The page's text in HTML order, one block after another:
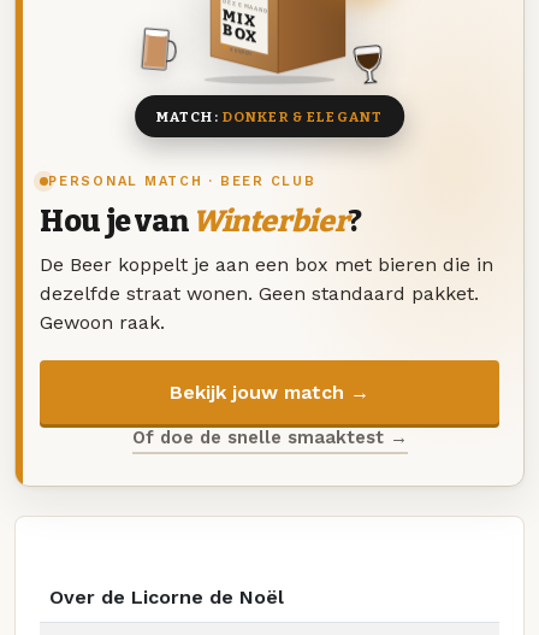
PERSONAL MATCH · BEER CLUB
Hou je van Winterbier?
De Beer koppelt je aan een box met bieren die in
dezelfde straat wonen. Geen standaard pakket.
Gewoon raak.
Bekijk jouw match →
Of doe de snelle smaaktest →
DEZE MAAND
MIX
BOX
8 BIEREN
MATCH: DONKER & ELEGANT
Over de Licorne de Noël